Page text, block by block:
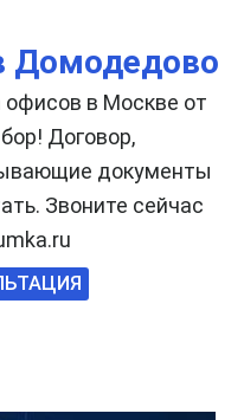
Домодедово
в Москве от
Договор,
документы
Звоните сейчас